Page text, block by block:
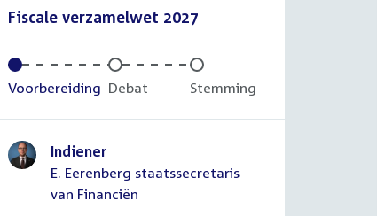
Fiscale verzamelwet 2027
Voltooid:
Voorbereiding Onvoltooid:
Debat Onvoltooid:
Stemming
Indiener
E. Eerenberg staatssecretaris
van Financiën